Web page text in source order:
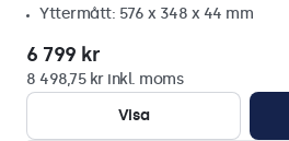
Yttermått: 576 x 348 x 44 mm
6 799 kr
8 498,75 kr inkl. moms
Visa